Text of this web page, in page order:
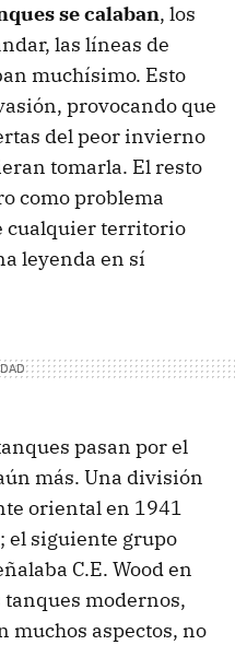
se calaban, los
las líneas de
muchísimo. Esto
provocando que
del peor invierno
tomarla. El resto
como problema
cualquier territorio
leyenda en sí
pasan por el
más. Una división
oriental en 1941
el siguiente grupo
C.E. Wood en
tanques modernos,
muchos aspectos, no